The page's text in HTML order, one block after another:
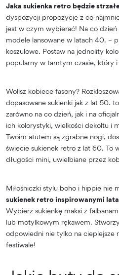
Jaka sukienka retro będzie
dyspozycji propozycje z co
jest w czym wybierać! Na co
modele lansowane w latach 40. –
koszulowe. Postaw na jednolity
popularny w tamtym czasie, który
Wolisz kobiece fasony?
dopasowane sukienki jak z lat 50.
zarówno na co dzień, jak i na
ich kolorystyki, wielkości dekoltu i
Twoim atutem są zgrabne nogi,
świecie sukienek retro z lat 60. To
długości mini, uwielbiane przez
Miłośniczki stylu boho i hippie nie
sukienek retro inspirowanymi
Wybierz sukienkę maksi z
lub motylkowym rękawem.
odpowiedni nie tylko na cieplejsze
festiwale!